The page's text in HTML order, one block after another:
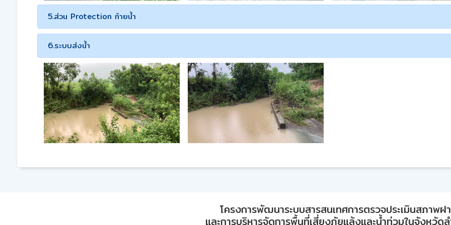
5.ส่วน Protection ท้ายน้ำ
6.ระบบส่งน้ำ
โครงการพัฒนาระบบสารสนเทศการตรวจประเมินสภาพฝ
และการบริหารจัดการพื้นที่เสี่ยงภัยแล้งและน้ำท่วมในจังหวัด